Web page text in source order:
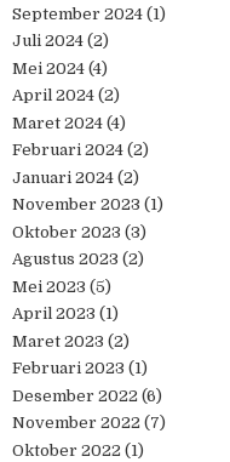
September 2024 (1)
Juli 2024 (2)
Mei 2024 (4)
April 2024 (2)
Maret 2024 (4)
Februari 2024 (2)
Januari 2024 (2)
November 2023 (1)
Oktober 2023 (3)
Agustus 2023 (2)
Mei 2023 (5)
April 2023 (1)
Maret 2023 (2)
Februari 2023 (1)
Desember 2022 (6)
November 2022 (7)
Oktober 2022 (1)